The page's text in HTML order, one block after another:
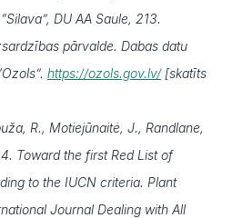
DU AA Saule, 213.
pārvalde. Dabas datu
https://ozols.gov.lv/[skatīts
R., Motiejūnaitė, J., Randlane,
Toward the first Red List of
to the IUCN criteria. Plant
Journal Dealing with All